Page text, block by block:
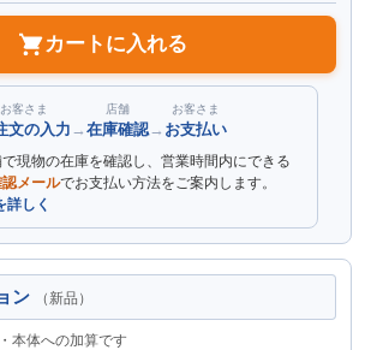
カートに入れる
お客さま
文の入力→
店舗
在庫確認→
お客さま
お支払い
現物の在庫を確認し、営業時間内にできる
メールでお支払い方法をご案内します。
詳しく
ン （新品）
本体への加算です